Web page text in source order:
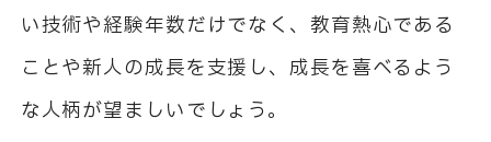
い技術や経験年数だけでなく、教育熱心である
ことや新人の成長を支援し、成長を喜べるよう
な人柄が望ましいでしょう。